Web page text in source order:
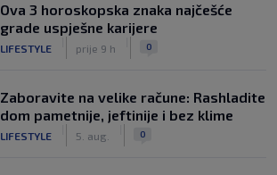
Ova 3 horoskopska znaka najčešće
grade uspješne karijere
LIFESTYLE prije 9 h 0
Zaboravite na velike račune: Rashladite
dom pametnije, jeftinije i bez klime
LIFESTYLE 5. aug. 0